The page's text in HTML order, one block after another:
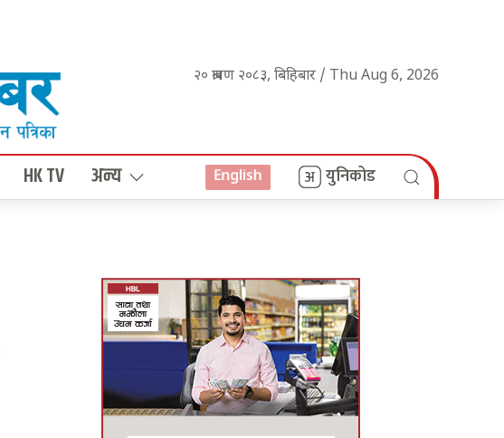
२० श्रावण २०८३, बिहिबार / Thu Aug 6, 2026
HK TV अन्य English युनिकोड